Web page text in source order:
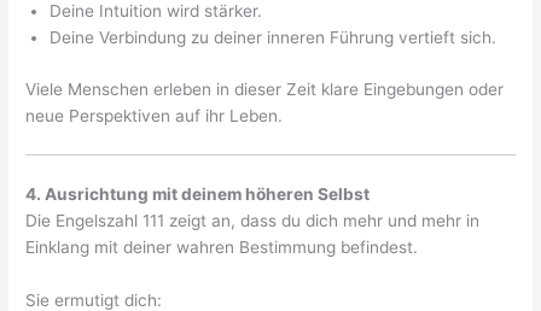
Deine Intuition wird stärker.
Deine Verbindung zu deiner inneren Führung vertieft sich.
Viele Menschen erleben in dieser Zeit klare Eingebungen oder
neue Perspektiven auf ihr Leben.
4. Ausrichtung mit deinem höheren Selbst
Die Engelszahl 111 zeigt an, dass du dich mehr und mehr in
Einklang mit deiner wahren Bestimmung befindest.
Sie ermutigt dich: